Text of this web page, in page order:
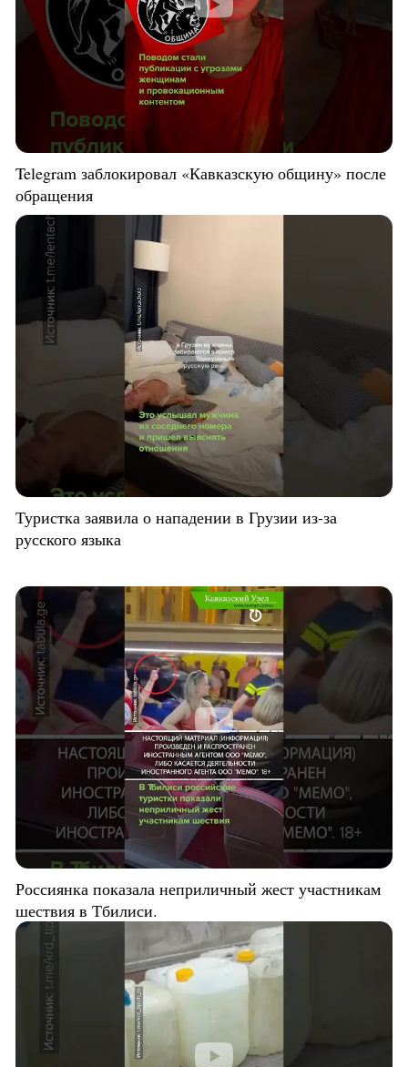
Telegram заблокировал «Кавказскую общину» после
обращения
Туристка заявила о нападении в Грузии из-за
русского языка
Россиянка показала неприличный жест участникам
шествия в Тбилиси.